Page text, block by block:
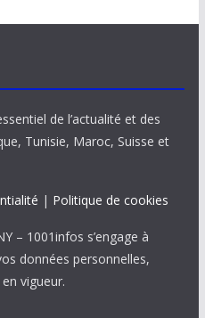
de l’actualité et des
Tunisie, Maroc, Suisse et
| Politique de cookies
– 1001infos s’engage à
données personnelles,
vigueur.